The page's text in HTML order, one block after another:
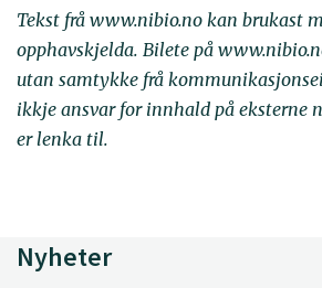
Tekst frå www.nibio.no kan brukast
opphavskjelda. Bilete på
utan samtykke frå
ikkje ansvar for innhald på eksterne
er lenka til.
Nyheter